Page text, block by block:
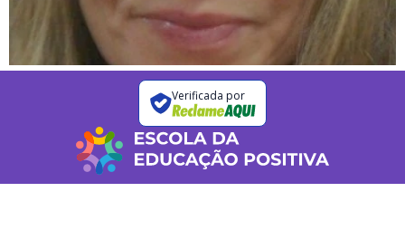
Verificada por